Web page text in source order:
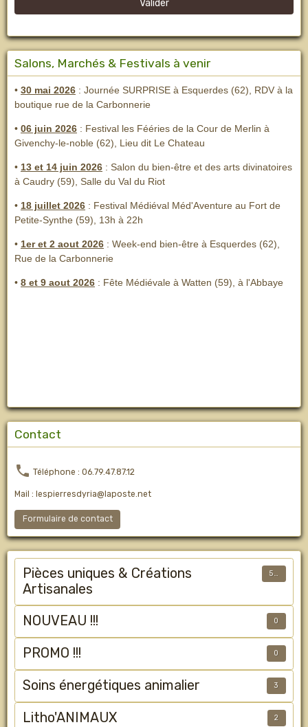
Valider
Salons, Marchés & Festivals à venir
• 30 mai 2026 : Journée SURPRISE à Esquerdes (62), RDV à la
boutique rue de la Carbonnerie
• 06 juin 2026 : Festival les Fééries de la Cour de Merlin à
Givenchy-le-noble (62), Lieu dit Le Chateau
• 13 et 14 juin 2026 : Salon du bien-être et des arts divinatoires
à Caudry (59), Salle du Val du Riot
• 18 juillet 2026 : Festival Médiéval Méd'Aventure au Fort de
Petite-Synthe (59), 13h à 22h
• 1er et 2 aout 2026 : Week-end bien-être à Esquerdes (62),
Rue de la Carbonnerie
• 8 et 9 aout 2026 : Fête Médiévale à Watten (59), à l'Abbaye
Contact
Téléphone : 06.79.47.87.12
Mail : lespierresdyria@laposte.net
Formulaire de contact
Pièces uniques & Créations
Artisanales
50
NOUVEAU !!! 0
PROMO !!! 0
Soins énergétiques animalier 3
Litho'ANIMAUX 2